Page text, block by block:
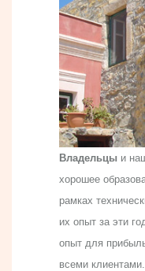
Владельцы и
хорошее
рамках
их опыт за эти
опыт для
всеми